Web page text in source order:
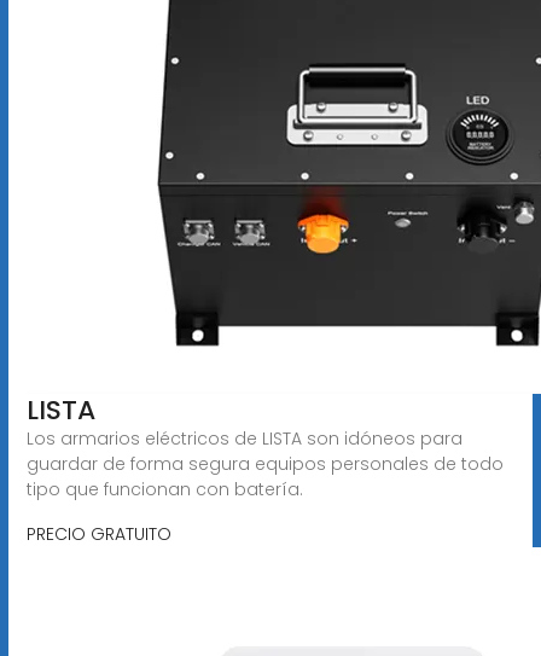
LISTA
Los armarios eléctricos de LISTA son idóneos para
guardar de forma segura equipos personales de todo
tipo que funcionan con batería.
PRECIO GRATUITO